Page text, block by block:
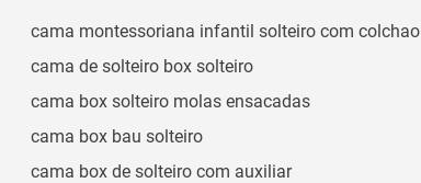
Ver todos
cama montessoriana infantil solteiro com colchao
cama de solteiro box solteiro
cama box solteiro molas ensacadas
cama box bau solteiro
cama box de solteiro com auxiliar